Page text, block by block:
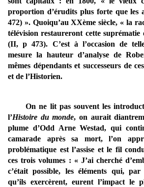
proportion d’érudits plus forte que les
472) ». Quoiqu’au XXème siècle, « la
télévision restaureront cette suprématie
(II, p 473). C’est à l’occasion de
mesure la hauteur d’analyse de
mêmes dépendants et successeurs de
et de l’Historien.
On ne lit pas souvent les
l’Histoire du monde, on aurait
plume d’Odd Arne Westad, qui
camarade après sa mort, l’on
problématique est l’assise et le fil
ces trois volumes : « J’ai cherché
c’était possible, les éléments qui, par
qu’ils exercèrent, eurent l’impact le